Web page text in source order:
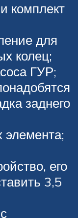
комплект
для
колец;
ГУР;
заднего
элемента;
его
3,5